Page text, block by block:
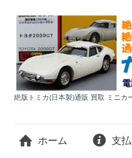
絶版トミカ(日本製)通販 買取 ミニカ
ホーム 支